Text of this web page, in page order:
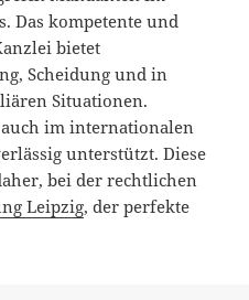
Das kompetente und
bietet
Scheidung und in
Situationen.
im internationalen
unterstützt. Diese
bei der rechtlichen
Leipzig, der perfekte